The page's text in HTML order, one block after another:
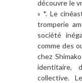
découvre le
» *. Le
tromperie
société
comme des
chez
identitaire,
collective.